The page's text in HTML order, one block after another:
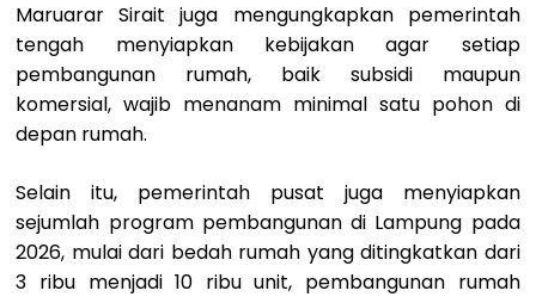
Maruarar Sirait juga mengungkapkan pemerintah
tengah menyiapkan kebijakan agar setiap
pembangunan rumah, baik subsidi maupun
komersial, wajib menanam minimal satu pohon di
depan rumah.
Selain itu, pemerintah pusat juga menyiapkan
sejumlah program pembangunan di Lampung pada
2026, mulai dari bedah rumah yang ditingkatkan dari
3 ribu menjadi 10 ribu unit, pembangunan rumah